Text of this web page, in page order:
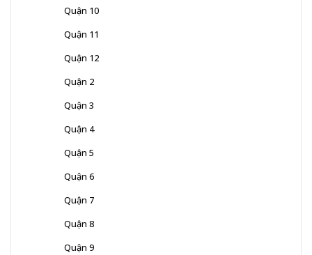
Quận 10
Quận 11
Quận 12
Quận 2
Quận 3
Quận 4
Quận 5
Quận 6
Quận 7
Quận 8
Quận 9